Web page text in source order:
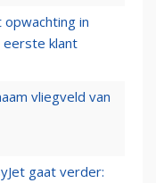
opwachting in
eerste klant
vliegveld van
gaat verder: